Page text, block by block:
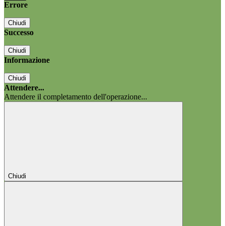
Errore
Chiudi
Successo
Chiudi
Informazione
Chiudi
Attendere...
Attendere il completamento dell'operazione...
Chiudi